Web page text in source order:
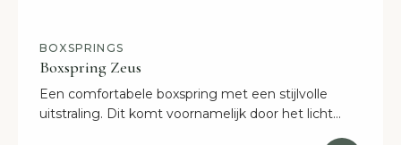
BOXSPRINGS
Boxspring Zeus
Een comfortabele boxspring met een stijlvolle
uitstraling. Dit komt voornamelijk door het licht